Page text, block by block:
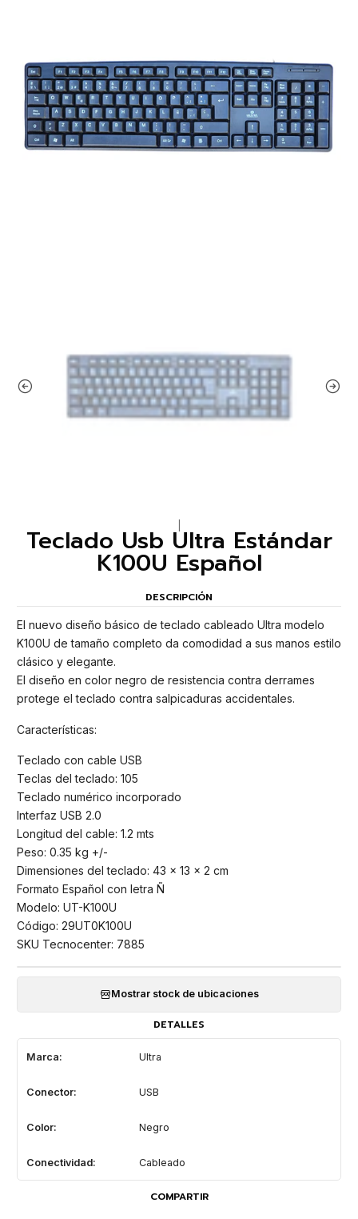
Teclado Usb Ultra Estándar
K100U Español
DESCRIPCIÓN
El nuevo diseño básico de teclado cableado Ultra modelo
K100U de tamaño completo da comodidad a sus manos estilo
clásico y elegante.
El diseño en color negro de resistencia contra derrames
protege el teclado contra salpicaduras accidentales.
Características:
Teclado con cable USB
Teclas del teclado: 105
Teclado numérico incorporado
Interfaz USB 2.0
Longitud del cable: 1.2 mts
Peso: 0.35 kg +/-
Dimensiones del teclado: 43 x 13 x 2 cm
Formato Español con letra Ñ
Modelo: UT-K100U
Código: 29UT0K100U
SKU Tecnocenter: 7885
Mostrar stock de ubicaciones
DETALLES
Marca: Ultra
Conector: USB
Color: Negro
Conectividad: Cableado
COMPARTIR